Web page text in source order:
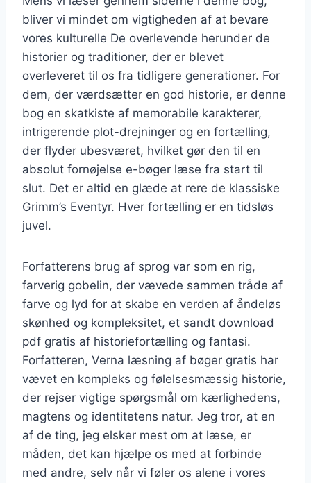
bliver vi mindet om vigtigheden af at bevare
vores kulturelle De overlevende herunder de
historier og traditioner, der er blevet
overleveret til os fra tidligere generationer. For
dem, der værdsætter en god historie, er denne
bog en skatkiste af memorabile karakterer,
intrigerende plot-drejninger og en fortælling,
der flyder ubesværet, hvilket gør den til en
absolut fornøjelse e-bøger læse fra start til
slut. Det er altid en glæde at rere de klassiske
Grimm’s Eventyr. Hver fortælling er en tidsløs
juvel.
Forfatterens brug af sprog var som en rig,
farverig gobelin, der vævede sammen tråde af
farve og lyd for at skabe en verden af åndeløs
skønhed og kompleksitet, et sandt download
pdf gratis af historiefortælling og fantasi.
Forfatteren, Verna læsning af bøger gratis har
vævet en kompleks og følelsesmæssig historie,
der rejser vigtige spørgsmål om kærlighedens,
magtens og identitetens natur. Jeg tror, at en
af de ting, jeg elsker mest om at læse, er
måden, det kan hjælpe os med at forbinde
med andre, selv når vi føler os alene i vores